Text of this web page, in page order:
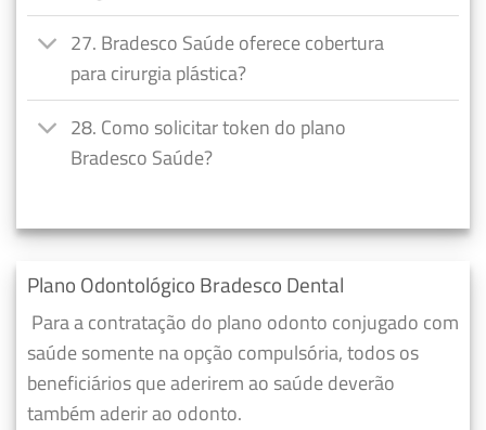
27. Bradesco Saúde oferece cobertura
para cirurgia plástica?
28. Como solicitar token do plano
Bradesco Saúde?
Plano Odontológico Bradesco Dental
Para a contratação do plano odonto conjugado com
saúde somente na opção compulsória, todos os
beneficiários que aderirem ao saúde deverão
também aderir ao odonto.